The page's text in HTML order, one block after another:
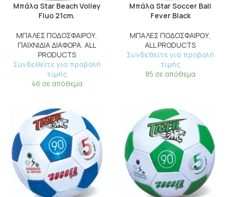
Μπάλα Star Beach Volley
Fluo 21cm.
ΜΠΑΛΕΣ ΠΟΔΟΣΦΑΙΡΟΥ,
ΠΑΙΧΝΙΔΙΑ ΔΙΑΦΟΡΑ, ALL
PRODUCTS
Συνδεθείτε για προβολή
τιμής
46 σε απόθεμα
Μπάλα Star Soccer Ball
Fever Black
ΜΠΑΛΕΣ ΠΟΔΟΣΦΑΙΡΟΥ,
ALL PRODUCTS
Συνδεθείτε για προβολή
τιμής
85 σε απόθεμα